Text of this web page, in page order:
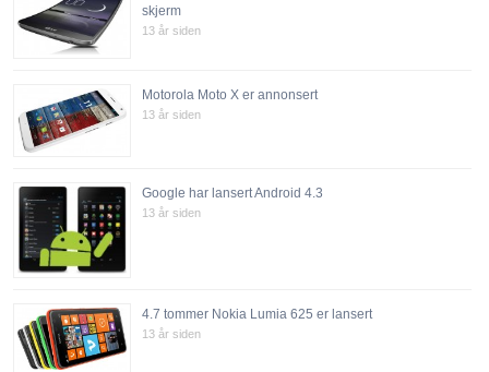
skjerm
13 år siden
Motorola Moto X er annonsert
13 år siden
Google har lansert Android 4.3
13 år siden
4.7 tommer Nokia Lumia 625 er lansert
13 år siden